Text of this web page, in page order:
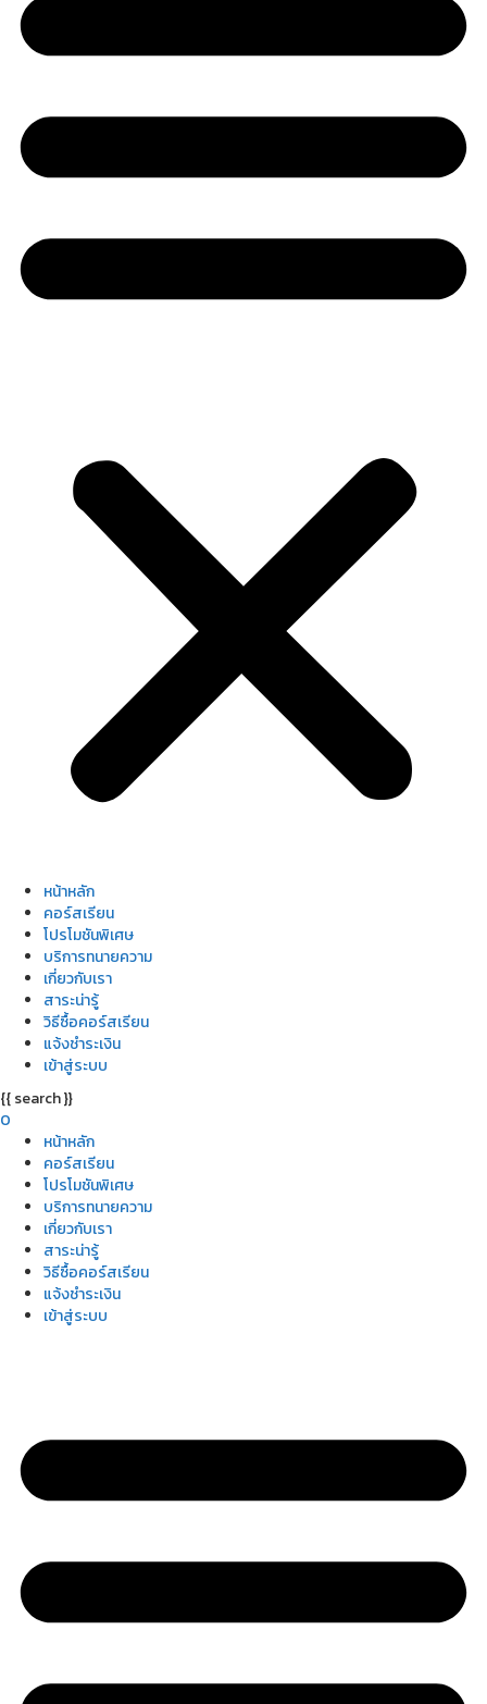
หน้าหลัก
คอร์สเรียน
โปรโมชันพิเศษ
บริการทนายความ
เกี่ยวกับเรา
สาระน่ารู้
วิธีซื้อคอร์สเรียน
แจ้งชำระเงิน
เข้าสู่ระบบ
{{ search }}
0
หน้าหลัก
คอร์สเรียน
โปรโมชันพิเศษ
บริการทนายความ
เกี่ยวกับเรา
สาระน่ารู้
วิธีซื้อคอร์สเรียน
แจ้งชำระเงิน
เข้าสู่ระบบ